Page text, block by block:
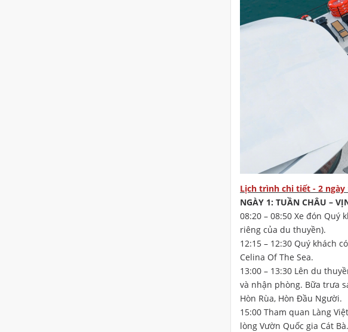
Lịch trình chi tiết - 2 ngày
NGÀY 1: TUẦN CHÂU –
08:20 – 08:50 Xe đón Quý
riêng của du thuyền).
12:15 – 12:30 Quý khách
Celina Of The Sea.
13:00 – 13:30 Lên du
và nhận phòng. Bữa trưa
Hòn Rùa, Hòn Đầu Người.
15:00 Tham quan Làng
lòng Vườn Quốc gia Cát Bà.